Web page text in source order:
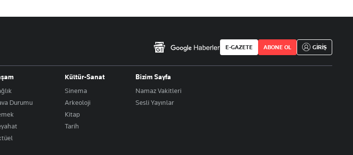
E-GAZETE ABONE OL GİRİŞ
Durumu
Kültür-Sanat
Sinema
Arkeoloji
Kitap
Tarih
Bizim Sayfa
Namaz Vakitleri
Sesli Yayınlar